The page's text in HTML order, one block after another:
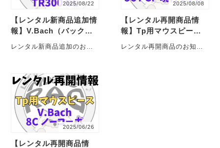
2025/08/22
【レンタル新商品追加情
報】V.Bach（バック）
TR300 GL トランペ
ットレンタル
レンタル新商品追加のお知
レン・・・
2025/08/08
【レンタル再開商品情
報】Tp用マウスピース
V.Bach 3C PGP 現行モ
デル
レンタル再開商品のお知ら
2025/06/26
【レンタル再開商品情